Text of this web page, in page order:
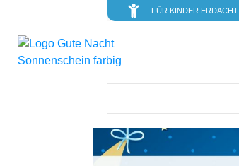
FÜR KINDER ERDACHT